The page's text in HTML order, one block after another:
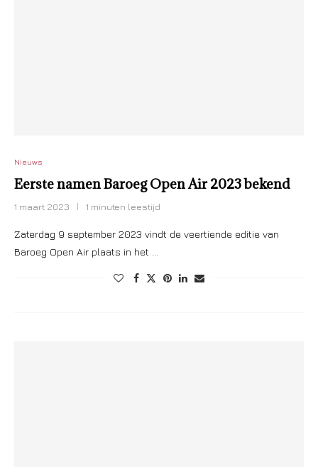
Nieuws
Eerste namen Baroeg Open Air 2023 bekend
1 maart 2023 1 minuten leestijd
Zaterdag 9 september 2023 vindt de veertiende editie van
Baroeg Open Air plaats in het …